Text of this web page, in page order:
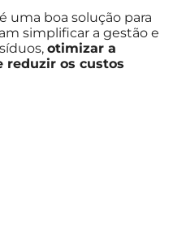
uma boa solução para
simplificar a gestão e
otimizar a
reduzir os custos